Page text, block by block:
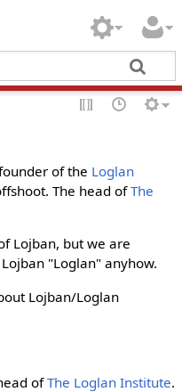
of the Loglan
The head ofThe
Lojban, but we are
"Loglan" anyhow.
Lojban/Loglan
ofThe Loglan Institute.